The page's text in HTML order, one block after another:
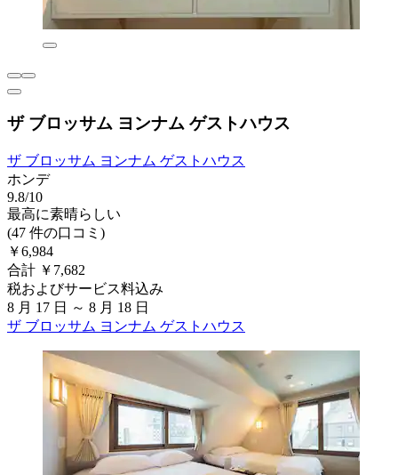
ザ ブロッサム ヨンナム ゲストハウス
ザ ブロッサム ヨンナム ゲストハウス
ホンデ
9.8/10
最高に素晴らしい
(47 件の口コミ)
￥6,984
合計 ￥7,682
税およびサービス料込み
8 月 17 日 ～ 8 月 18 日
ザ ブロッサム ヨンナム ゲストハウス